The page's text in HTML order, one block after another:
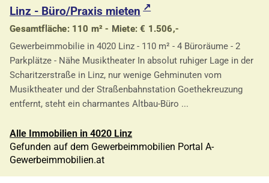
Linz - Büro/Praxis mieten
Gesamtfläche: 110 m² - Miete: € 1.506,-
Gewerbeimmobilie in 4020 Linz - 110 m² - 4 Büroräume - 2
Parkplätze - Nähe Musiktheater In absolut ruhiger Lage in der
Scharitzerstraße in Linz, nur wenige Gehminuten vom
Musiktheater und der Straßenbahnstation Goethekreuzung
entfernt, steht ein charmantes Altbau-Büro ...
Alle Immobilien in 4020 Linz
Gefunden auf dem Gewerbeimmobilien Portal A-
Gewerbeimmobilien.at